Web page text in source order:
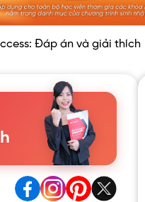
Đáp án và giải thích